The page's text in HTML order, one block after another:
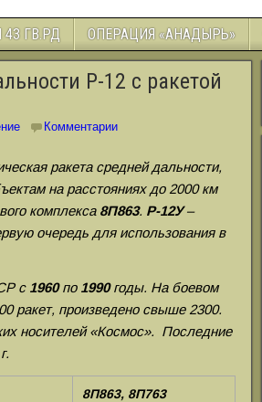
43 ГВ.РД ОПЕРАЦИЯ «АНАДЫРЬ»
Р-12 с ракетой
Комментарии
ракета средней дальности,
на расстояниях до 2000 км
комплекса 8П863. Р-12У–
очередь для использования в
с 1960по 1990годы. На боевом
ракет, произведено свыше 2300.
носителей «Космос». Последние
8П863, 8П763